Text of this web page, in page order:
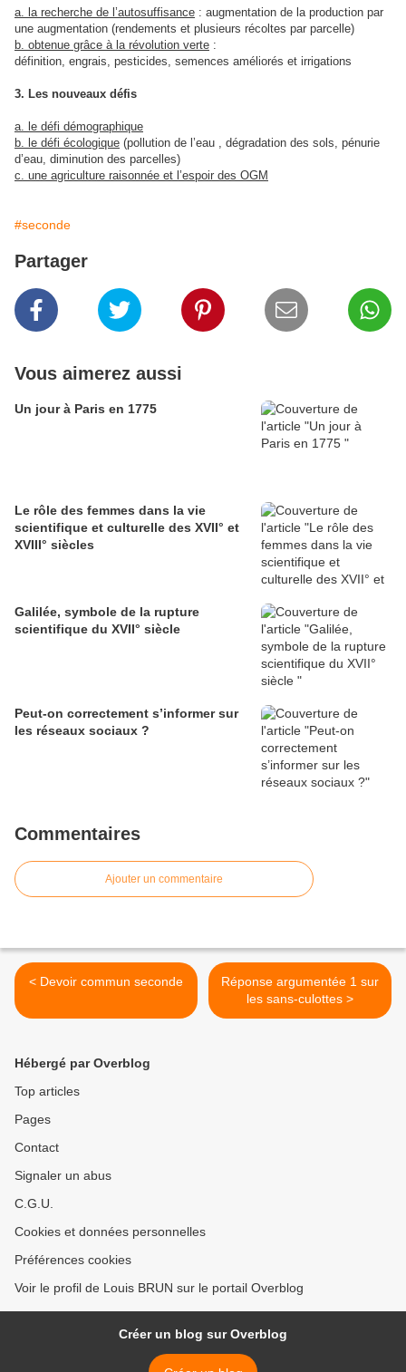
a. la recherche de l’autosuffisance : augmentation de la production par
une augmentation (rendements et plusieurs récoltes par parcelle)
b. obtenue grâce à la révolution verte :
définition, engrais, pesticides, semences améliorés et irrigations
3. Les nouveaux défis
a. le défi démographique
b. le défi écologique (pollution de l’eau , dégradation des sols, pénurie
d’eau, diminution des parcelles)
c. une agriculture raisonnée et l’espoir des OGM
#seconde
Partager
Vous aimerez aussi
Un jour à Paris en 1775
Le rôle des femmes dans la vie
scientifique et culturelle des XVII° et
XVIII° siècles
Galilée, symbole de la rupture
scientifique du XVII° siècle
Peut-on correctement s’informer sur
les réseaux sociaux ?
Commentaires
Ajouter un commentaire
< Devoir commun seconde
Réponse argumentée 1 sur
les sans-culottes >
Hébergé par Overblog
Top articles
Pages
Contact
Signaler un abus
C.G.U.
Cookies et données personnelles
Préférences cookies
Voir le profil de Louis BRUN sur le portail Overblog
Créer un blog sur Overblog